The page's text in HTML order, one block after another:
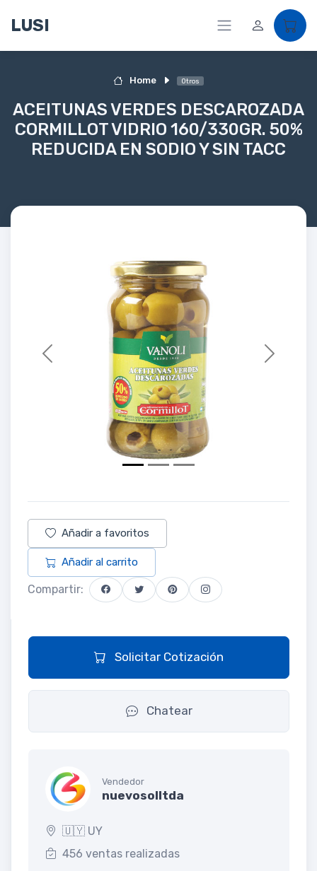
LUSI
Home Otros
ACEITUNAS VERDES DESCAROZADA
CORMILLOT VIDRIO 160/330GR. 50%
REDUCIDA EN SODIO Y SIN TACC
Previous Next
Añadir a favoritos
Añadir al carrito
Compartir:
Solicitar Cotización
Chatear
Vendedor
nuevosolltda
🇺🇾 UY
456 ventas realizadas